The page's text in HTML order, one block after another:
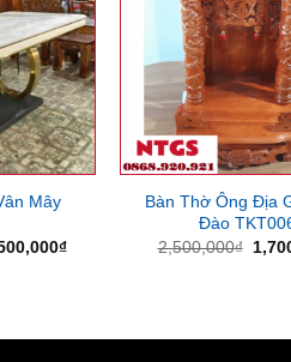
Mây
₫Giá
Bàn Thờ Ông Địa
Đào
2,500,000₫ Giá